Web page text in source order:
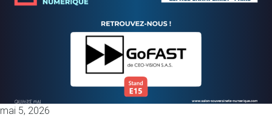
mai 5, 2026